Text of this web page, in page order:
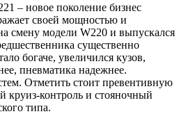
– новое поколение бизнес
своей мощностью и
смену модели W220 и выпускался
существенно
богаче, увеличился кузов,
пневматика надежнее.
Отметить стоит превентивную
круиз-контроль и стояночный
типа.